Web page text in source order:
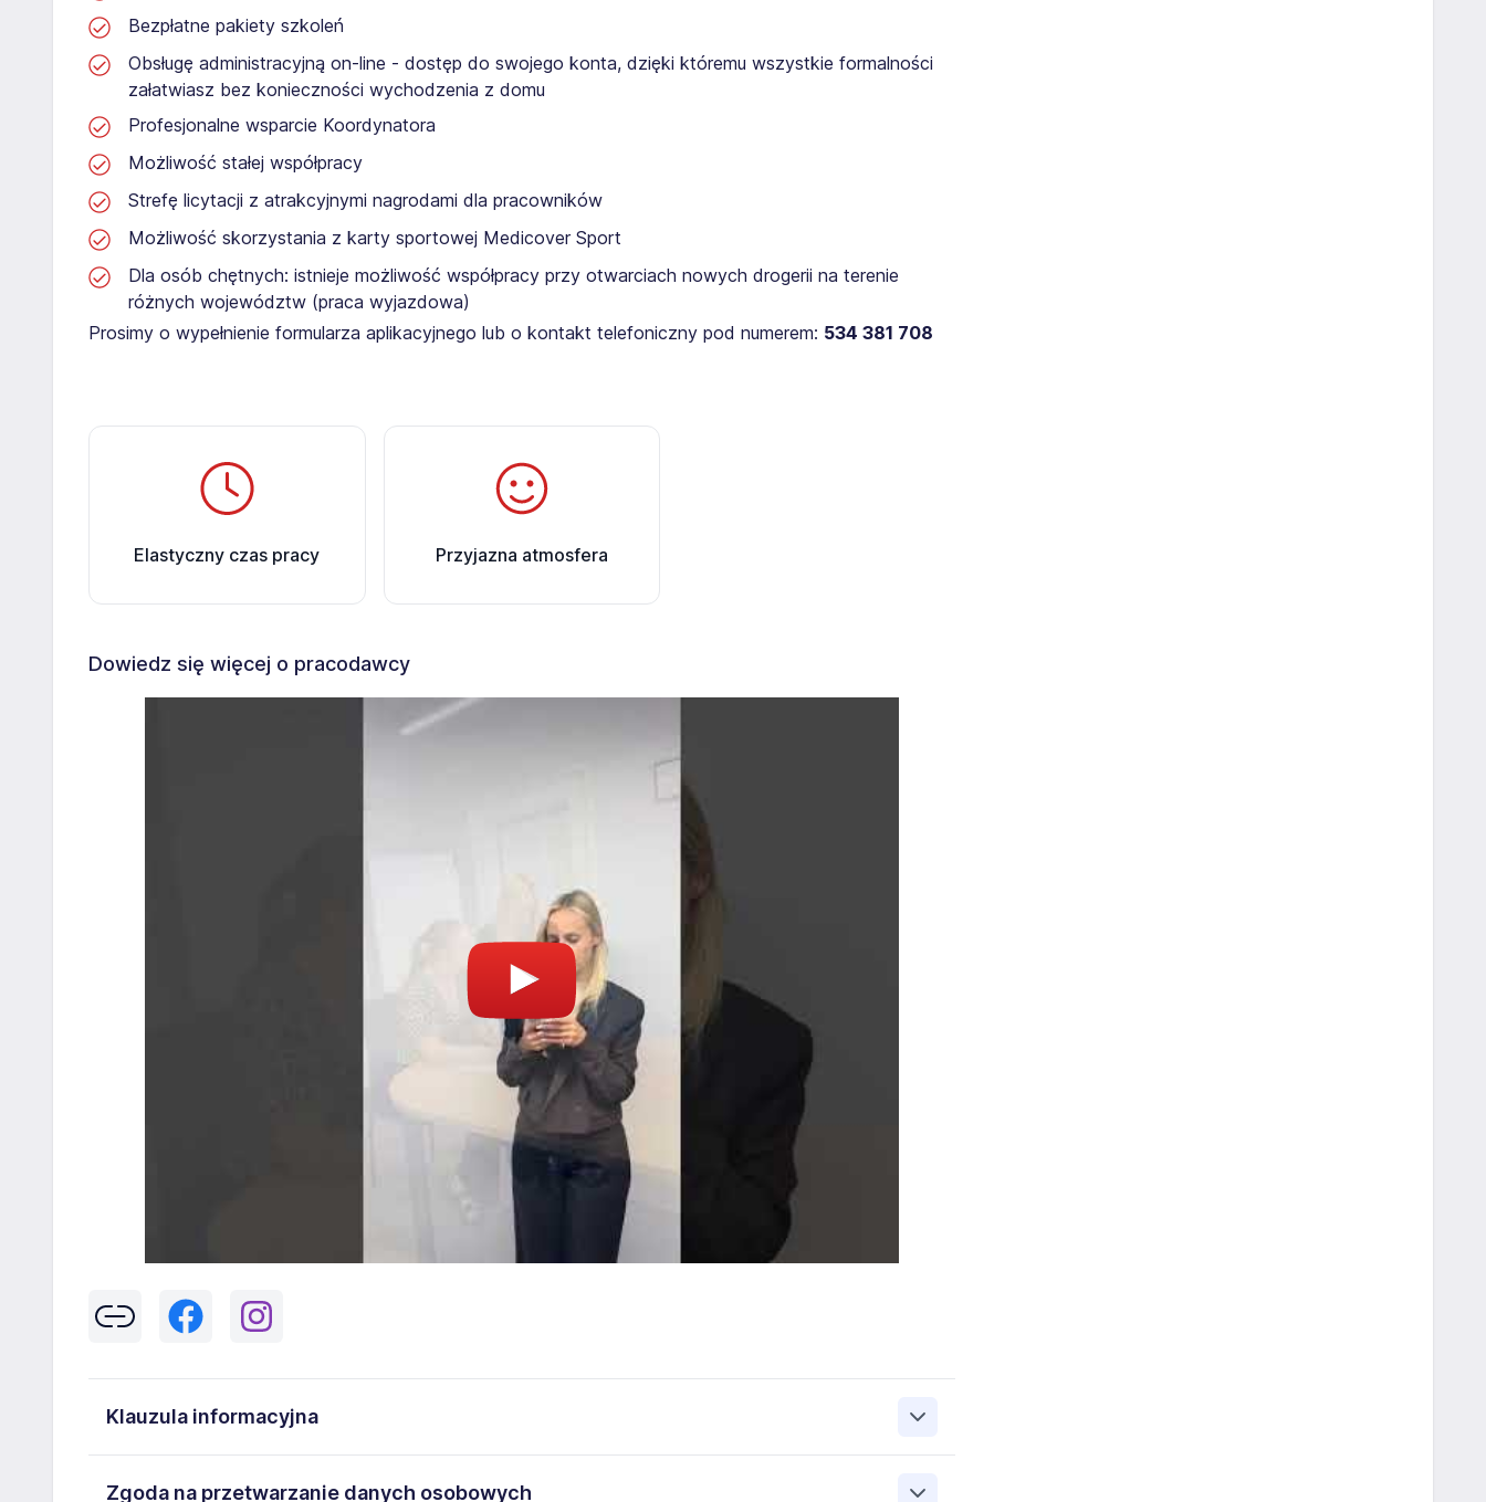
Bezpłatne pakiety szkoleń
Obsługę administracyjną on-line - dostęp do swojego konta, dzięki któremu wszystkie formalności
załatwiasz bez konieczności wychodzenia z domu
Profesjonalne wsparcie Koordynatora
Możliwość stałej współpracy
Strefę licytacji z atrakcyjnymi nagrodami dla pracowników
Możliwość skorzystania z karty sportowej Medicover Sport
Dla osób chętnych: istnieje możliwość współpracy przy otwarciach nowych drogerii na terenie
różnych województw (praca wyjazdowa)
Prosimy o wypełnienie formularza aplikacyjnego lub o kontakt telefoniczny pod numerem: 534 381 708​
Elastyczny czas pracy Przyjazna atmosfera
Dowiedz się więcej o pracodawcy
Klauzula informacyjna
Zgoda na przetwarzanie danych osobowych